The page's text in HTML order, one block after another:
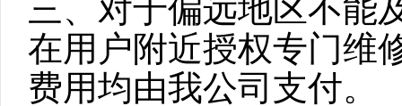
三、对于偏远地区不能
在用户附近授权专门维
费用均由我公司支付。